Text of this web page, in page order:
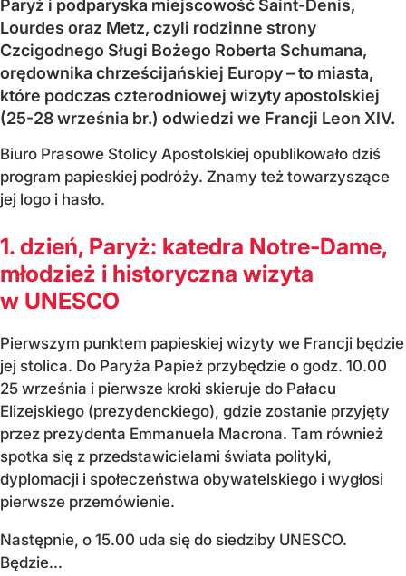
Paryż i podparyska miejscowość Saint-Denis,
Lourdes oraz Metz, czyli rodzinne strony
Czcigodnego Sługi Bożego Roberta Schumana,
orędownika chrześcijańskiej Europy – to miasta,
które podczas czterodniowej wizyty apostolskiej
(25-28 września br.) odwiedzi we Francji Leon XIV.
Biuro Prasowe Stolicy Apostolskiej opublikowało dziś
program papieskiej podróży. Znamy też towarzyszące
jej logo i hasło.
1. dzień, Paryż: katedra Notre-Dame,
młodzież i historyczna wizyta
w UNESCO
Pierwszym punktem papieskiej wizyty we Francji będzie
jej stolica. Do Paryża Papież przybędzie o godz. 10.00
25 września i pierwsze kroki skieruje do Pałacu
Elizejskiego (prezydenckiego), gdzie zostanie przyjęty
przez prezydenta Emmanuela Macrona. Tam również
spotka się z przedstawicielami świata polityki,
dyplomacji i społeczeństwa obywatelskiego i wygłosi
pierwsze przemówienie.
Następnie, o 15.00 uda się do siedziby UNESCO.
Będzie...